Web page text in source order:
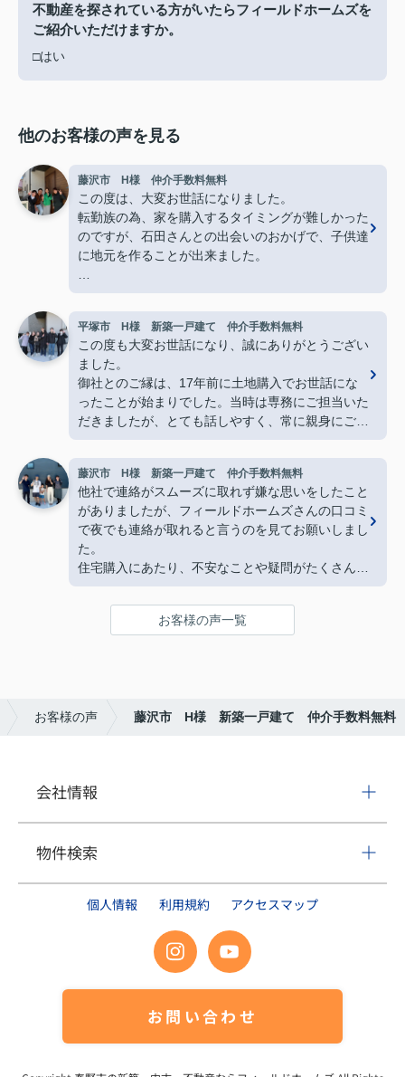
不動産を探されている方がいたらフィールドホームズを
ご紹介いただけますか。
□はい
他のお客様の声を見る
藤沢市 H様 仲介手数料無料
この度は、大変お世話になりました。
転勤族の為、家を購入するタイミングが難しかった
のですが、石田さんとの出会いのおかげで、子供達
に地元を作ることが出来ました。
知識が全くない私達にも分かりやすく、朝から夜ま
でどんな時も丁寧に教えてくださり、本当心強い存
在です。
石田さん親子の漫才もとても面白かったですし、私
達家族も石田家の様に楽しんで行こうと思います。
これからもよろしくお願いいたします。
平塚市 H様 新築一戸建て 仲介手数料無料
この度も大変お世話になり、誠にありがとうござい
ました。
御社とのご縁は、17年前に土地購入でお世話にな
ったことが始まりでした。当時は専務にご担当いた
だきましたが、とても話しやすく、常に親身にご対
応下さったこと、そして何より素敵な笑顔が印象に
残っており、今回も迷うことなくフィールドホーム
ズ様にお願いさせていただきました。
また、社長の理恵様とは今回初めて直接お会いしま
したが、すぐに安心してお話しできるお人柄で、打
ち合わせを重ねる中で「理恵様にお任せすれば大丈
夫」と心強く感じておりました。温かくご対応いた
だき、心より感謝申し上げます。
い話が脱線してしまうこともあり失礼いたしまし
た。しかしながら、私たち家族にとってはとても楽
ていただけましたら幸いです。
この度は本当にありがとうございました。
藤沢市 H様 新築一戸建て 仲介手数料無料
他社で連絡がスムーズに取れず嫌な思いをしたこと
がありましたが、フィールドホームズさんの口コミ
で夜でも連絡が取れると言うのを見てお願いしまし
た。
住宅購入にあたり、不安なことや疑問がたくさんあ
りましたが、いつも迅速で丁寧な対応をしていただ
き安心してお取引ができました。
お客様の声一覧
お客様の声 藤沢市 H様 新築一戸建て 仲介手数料無料
会社情報
物件検索
個人情報 利用規約 アクセスマップ
お問い合わせ